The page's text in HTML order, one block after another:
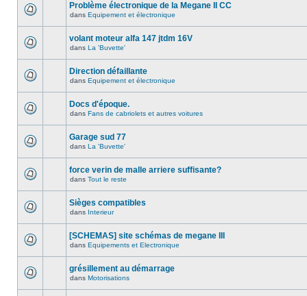
Problème électronique de la Megane II CC
dans Equipement et électronique
volant moteur alfa 147 jtdm 16V
dans La 'Buvette'
Direction défaillante
dans Equipement et électronique
Docs d'époque.
dans Fans de cabriolets et autres voitures
Garage sud 77
dans La 'Buvette'
force verin de malle arriere suffisante?
dans Tout le reste
Sièges compatibles
dans Interieur
[SCHEMAS] site schémas de megane III
dans Equipements et Electronique
grésillement au démarrage
dans Motorisations